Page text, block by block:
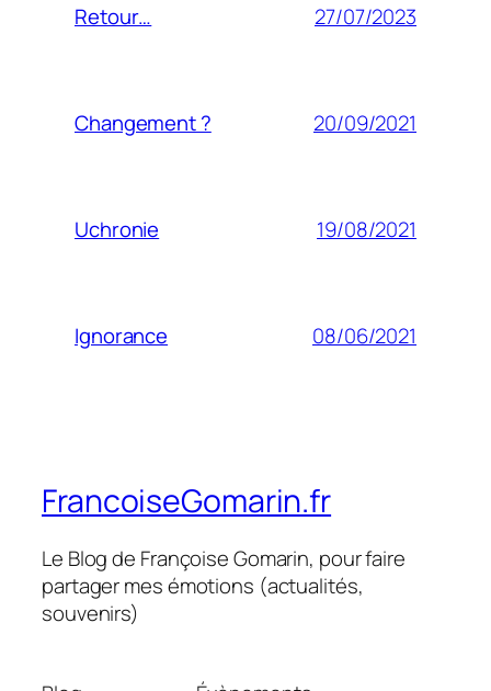
Retour… 27/07/2023
Changement ? 20/09/2021
Uchronie 19/08/2021
Ignorance 08/06/2021
FrancoiseGomarin.fr
Le Blog de Françoise Gomarin, pour faire
partager mes émotions (actualités,
souvenirs)